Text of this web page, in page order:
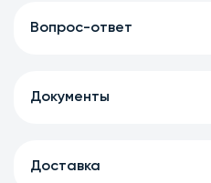
Вопрос-ответ
Документы
Доставка